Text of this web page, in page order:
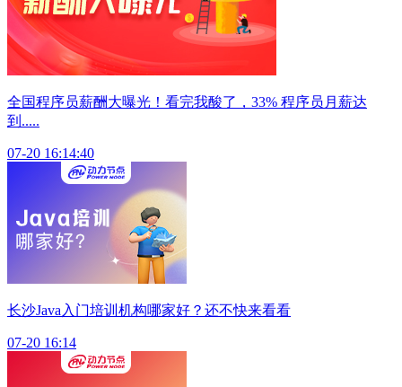
全国程序员薪酬大曝光！看完我酸了，33% 程序员月薪达
到.....
07-20 16:14:40
长沙Java入门培训机构哪家好？还不快来看看
07-20 16:14